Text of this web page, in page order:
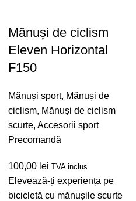
Mănuși de ciclism
Eleven Horizontal
F150
Mănuși sport, Mănuși de
ciclism, Mănuși de ciclism
scurte, Accesorii sport
Precomandă
100,00 lei TVA inclus
Elevează-ți experiența pe
bicicletă cu mănușile scurte